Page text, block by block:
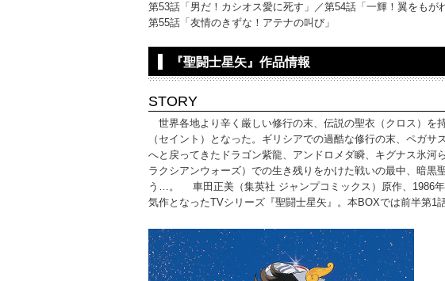
第53話「男だ！カシオス愛に死す」／第54話「一輝！翼をもが
第55話「友情のきずな！アテナの叫び」
『聖闘士星矢』作品情報
STORY
世界各地より辛く厳しい修行の末、伝説の聖衣（クロス）を
（セイント）となった。ギリシアでの過酷な修行の末、ペガ
へと戻ってきたドラゴン紫龍、アンドロメダ瞬、キグナス氷
ラクシアンウォーズ）での生き残りをかけた戦いの最中、暗
う…。 車田正美（集英社 ジャンプコミックス）原作、1986年
気作となったTVシリーズ『聖闘士星矢』。本BOXでは前半第1